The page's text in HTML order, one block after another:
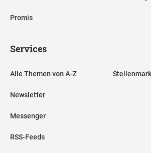
Promis
Services
Alle Themen von A-Z
Newsletter
Messenger
RSS-Feeds